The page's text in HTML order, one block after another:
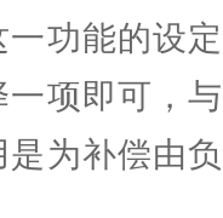
功能的设
项即可，
为补偿由